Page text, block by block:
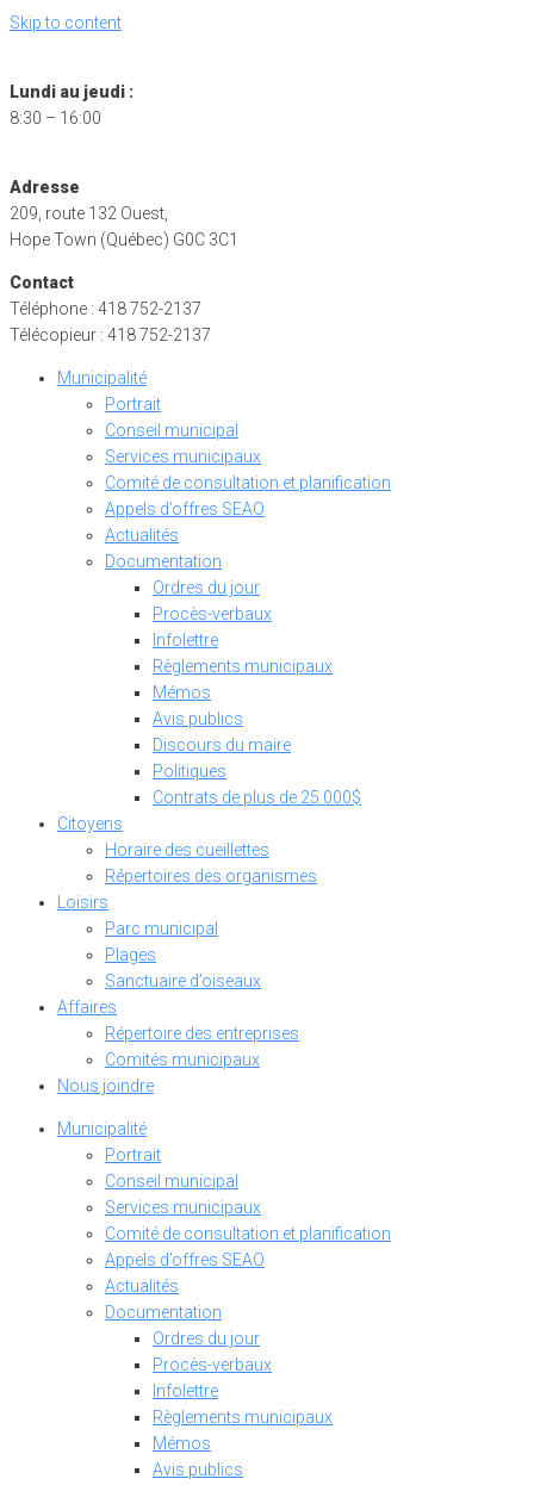
Skip to content
Lundi au jeudi :
8:30 – 16:00
Adresse
209, route 132 Ouest,
Hope Town (Québec) G0C 3C1
Contact
Téléphone : 418 752-2137
Télécopieur : 418 752-2137
Municipalité
Portrait
Conseil municipal
Services municipaux
Comité de consultation et planification
Appels d’offres SEAO
Actualités
Documentation
Ordres du jour
Procès-verbaux
Infolettre
Règlements municipaux
Mémos
Avis publics
Discours du maire
Politiques
Contrats de plus de 25 000$
Citoyens
Horaire des cueillettes
Répertoires des organismes
Loisirs
Parc municipal
Plages
Sanctuaire d’oiseaux
Affaires
Répertoire des entreprises
Comités municipaux
Nous joindre
Municipalité
Portrait
Conseil municipal
Services municipaux
Comité de consultation et planification
Appels d’offres SEAO
Actualités
Documentation
Ordres du jour
Procès-verbaux
Infolettre
Règlements municipaux
Mémos
Avis publics